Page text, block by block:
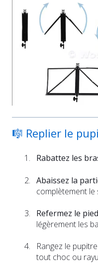
🎼 Replier le
Rabattez les
Abaissez la
complètement
Refermez le
légèrement les
Rangez le
tout choc ou